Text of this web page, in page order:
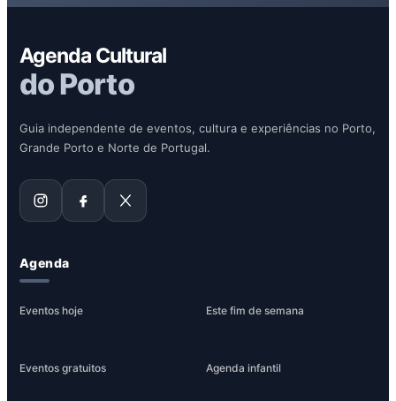
Agenda Cultural
do Porto
Guia independente de eventos, cultura e experiências no Porto,
Grande Porto e Norte de Portugal.
Agenda
Eventos hoje Este fim de semana
Eventos gratuitos Agenda infantil